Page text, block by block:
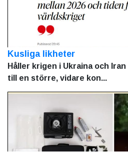
Kusliga likheter
Håller krigen i Ukraina och
till en större, vidare kon...